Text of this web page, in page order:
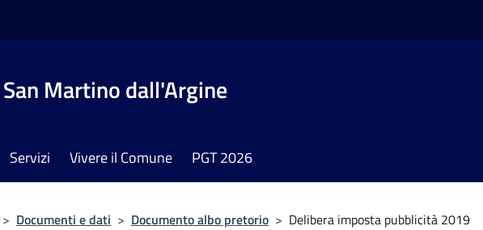
Martino dall'Argine
Servizi Vivere il Comune PGT 2026
> Documenti e dati > Documento albo pretorio > Delibera imposta pubblicità 2019